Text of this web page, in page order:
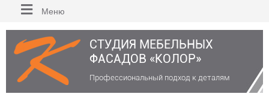
Меню
СТУДИЯ МЕБЕЛЬНЫХ
ФАСАДОВ «КОЛОР»
Профессиональный подход к деталям